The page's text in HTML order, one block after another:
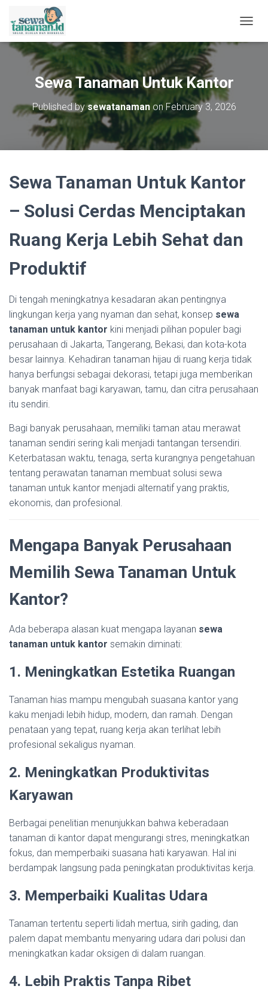
O
Sewa Tanaman Untuk Kantor
Published bysewatanamanonFebruary 3, 2026
Sewa Tanaman Untuk Kantor
– Solusi Cerdas Menciptakan
Ruang Kerja Lebih Sehat dan
Produktif
Di tengah meningkatnya kesadaran akan pentingnya
lingkungan kerja yang nyaman dan sehat, konsep sewa
tanaman untuk kantor kini menjadi pilihan populer bagi
perusahaan di Jakarta, Tangerang, Bekasi, dan kota-kota
besar lainnya. Kehadiran tanaman hijau di ruang kerja tidak
hanya berfungsi sebagai dekorasi, tetapi juga memberikan
banyak manfaat bagi karyawan, tamu, dan citra perusahaan
itu sendiri.
Bagi banyak perusahaan, memiliki taman atau merawat
tanaman sendiri sering kali menjadi tantangan tersendiri.
Keterbatasan waktu, tenaga, serta kurangnya pengetahuan
tentang perawatan tanaman membuat solusi sewa
tanaman untuk kantor menjadi alternatif yang praktis,
ekonomis, dan profesional.
Mengapa Banyak Perusahaan
Memilih Sewa Tanaman Untuk
Kantor?
Ada beberapa alasan kuat mengapa layanan sewa
tanaman untuk kantor semakin diminati:
1. Meningkatkan Estetika Ruangan
Tanaman hias mampu mengubah suasana kantor yang
kaku menjadi lebih hidup, modern, dan ramah. Dengan
penataan yang tepat, ruang kerja akan terlihat lebih
profesional sekaligus nyaman.
2. Meningkatkan Produktivitas
Karyawan
Berbagai penelitian menunjukkan bahwa keberadaan
tanaman di kantor dapat mengurangi stres, meningkatkan
fokus, dan memperbaiki suasana hati karyawan. Hal ini
berdampak langsung pada peningkatan produktivitas kerja.
3. Memperbaiki Kualitas Udara
Tanaman tertentu seperti lidah mertua, sirih gading, dan
palem dapat membantu menyaring udara dari polusi dan
meningkatkan kadar oksigen di dalam ruangan.
4. Lebih Praktis Tanpa Ribet